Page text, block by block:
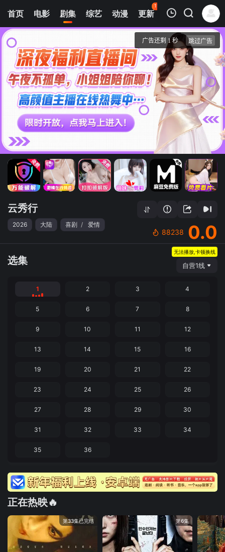
首页 电影 剧集 综艺 动漫 更新
116
热榜 APP
1
云秀行
清空
云秀行
2026 大陆 喜剧 / 爱情
88238 0.0
选集
无法播放,卡顿换线
自营1线
1 2 3 4
5 6 7 8
9 10 11 12
13 14 15 16
19 20 21 22
23 24 25 26
27 28 29 30
31 32 33 34
35 36
正在热映🔥
第33集已完结 第6集